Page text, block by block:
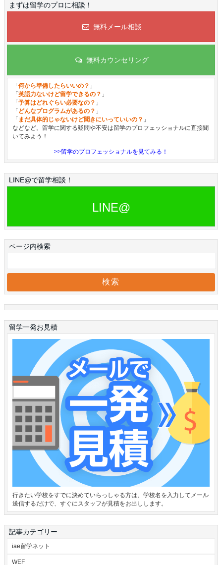
まずは留学のプロに相談！
無料メール相談
無料カウンセリング
「何から準備したらいいの？ 」
「英語力ないけど留学できるの？ 」
「予算はどれぐらい必要なの？ 」
「 どんなプログラムがあるの？ 」
「 まだ具体的じゃないけど聞きにいっていいの？ 」
などなど。留学に関する疑問や不安は留学のプロフェッショナルに直接聞
いてみよう！
>>留学のプロフェッショナルを見てみる！
LINE@で留学相談！
LINE@
ページ内検索
留学一発お見積
行きたい学校をすでに決めていらっしゃる方は、学校名を入力してメール
送信するだけで、すぐにスタッフが見積をお出しします。
記事カテゴリー
iae留学ネット
WEF